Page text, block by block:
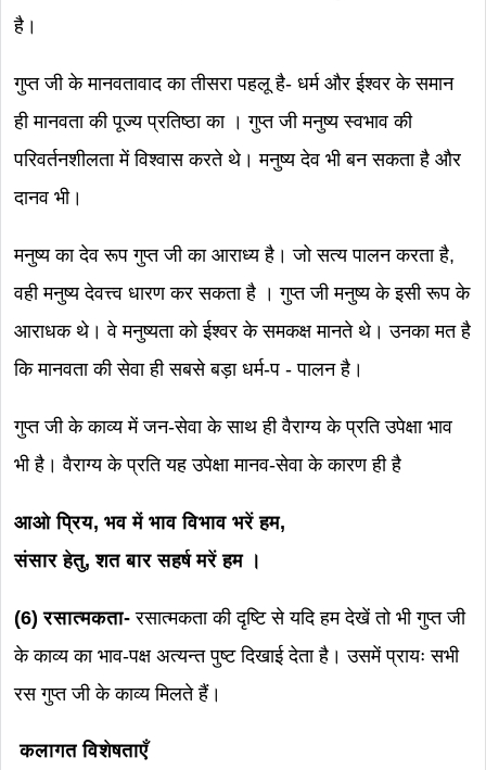
है।
गुप्त जी के मानवतावाद का तीसरा पहलू है- धर्म और ईश्वर के समान
ही मानवता की पूज्य प्रतिष्ठा का । गुप्त जी मनुष्य स्वभाव की
परिवर्तनशीलता में विश्वास करते थे। मनुष्य देव भी बन सकता है और
दानव भी।
मनुष्य का देव रूप गुप्त जी का आराध्य है। जो सत्य पालन करता है,
वही मनुष्य देवत्त्व धारण कर सकता है । गुप्त जी मनुष्य के इसी रूप के
आराधक थे। वे मनुष्यता को ईश्वर के समकक्ष मानते थे। उनका मत है
कि मानवता की सेवा ही सबसे बड़ा धर्म-प - पालन है।
गुप्त जी के काव्य में जन-सेवा के साथ ही वैराग्य के प्रति उपेक्षा भाव
भी है। वैराग्य के प्रति यह उपेक्षा मानव-सेवा के कारण ही है
आओ प्रिय, भव में भाव विभाव भरें हम,
संसार हेतु, शत बार सहर्ष मरें हम ।
(6) रसात्मकता-रसात्मकता की दृष्टि से यदि हम देखें तो भी गुप्त जी
के काव्य का भाव-पक्ष अत्यन्त पुष्ट दिखाई देता है। उसमें प्रायः सभी
रस गुप्त जी के काव्य मिलते हैं।
कलागत विशेषताएँ